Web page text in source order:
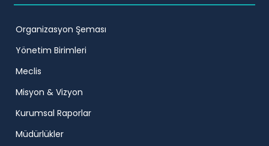
Organizasyon Şeması
Yönetim Birimleri
Meclis
Misyon & Vizyon
Kurumsal Raporlar
Müdürlükler